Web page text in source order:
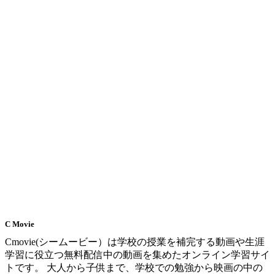
C Movie
Cmovie(シームービー）は学校の授業を補完する動画や生涯
学習に役立つ無料配信中の動画を集めたオンライン学習サイ
トです。 大人から子供まで、学校での勉強から映画の中の